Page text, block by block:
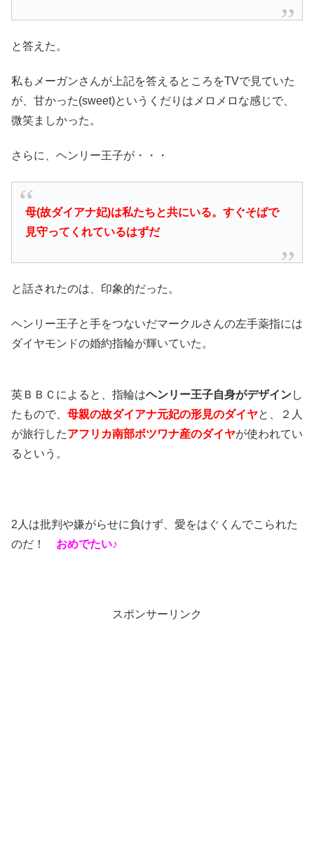
と答えた。
私もメーガンさんが上記を答えるところをTVで見ていた
が、甘かった(sweet)というくだりはメロメロな感じで、
微笑ましかった。
さらに、ヘンリー王子が・・・
母(故ダイアナ妃)は私たちと共にいる。すぐそばで
見守ってくれているはずだ
と話されたのは、印象的だった。
ヘンリー王子と手をつないだマークルさんの左手薬指には
ダイヤモンドの婚約指輪が輝いていた。
英ＢＢＣによると、指輪はヘンリー王子自身がデザインし
たもので、 母親の故ダイアナ元妃の形見のダイヤと、２人
が旅行したアフリカ南部ボツワナ産のダイヤが使われてい
るという。
2人は批判や嫌がらせに負けず、愛をはぐくんでこられた
のだ！ おめでたい♪
スポンサーリンク